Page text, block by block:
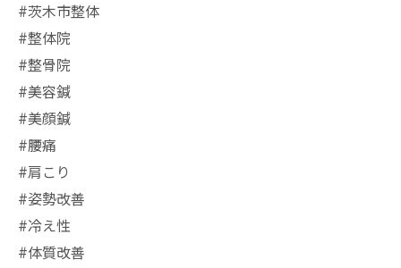
#茨木市整体
#整体院
#整骨院
#美容鍼
#美顔鍼
#腰痛
#肩こり
#姿勢改善
#冷え性
#体質改善